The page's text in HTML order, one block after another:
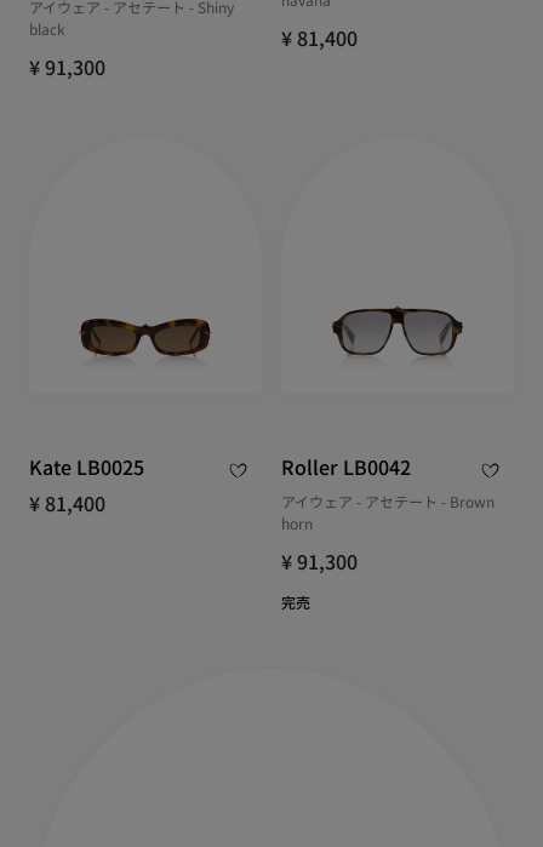
アイウェア - アセテート - Shiny
black
¥ 91,300
¥ 81,400
Kate LB0025
¥ 81,400
Roller LB0042
アイウェア - アセテート - Brown
horn
¥ 91,300
完売